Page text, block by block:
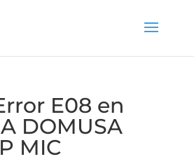
E08 en
DOMUSA
MIC